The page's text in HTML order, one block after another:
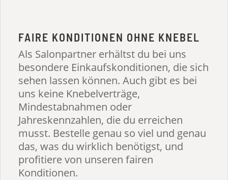
FAIRE KONDITIONEN OHNE KNEBEL
Als Salonpartner erhältst du bei uns
besondere Einkaufskonditionen, die sich
sehen lassen können. Auch gibt es bei
uns keine Knebelverträge,
Mindestabnahmen oder
Jahreskennzahlen, die du erreichen
musst. Bestelle genau so viel und genau
das, was du wirklich benötigst, und
profitiere von unseren fairen
Konditionen.